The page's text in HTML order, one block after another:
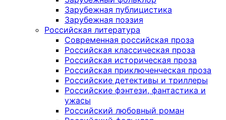
Зарубежная публицистика
Зарубежная поэзия
Российская литература
Современная российская проза
Российская классическая проза
Российская историческая проза
Российская приключенческая проза
Российские детективы и триллеры
Российские фэнтези, фантастика и
ужасы
Российский любовный роман